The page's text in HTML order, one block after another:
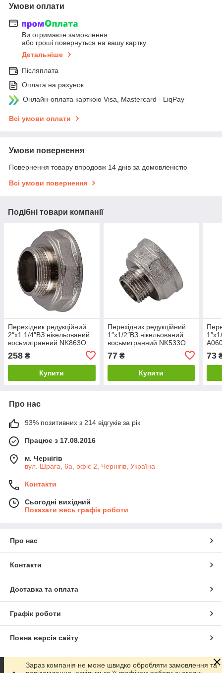
Умови оплати
Ви отримаєте замовлення
або гроші повернуться на вашу картку
Детальніше
Післяплата
Оплата на рахунок
Онлайн-оплата карткою Visa, Mastercard - LiqPay
Всі умови оплати
Умови повернення
Повернення товару впродовж 14 днів за домовленістю
Всі умови повернення
Подібні товари компанії
Перехідник редукційний
2″х1 1/4″ВЗ нікельований
восьмигранний NK863O
258 ₴
Купити
Перехідник редукційний
1″х1/2″ВЗ нікельований
восьмигранний NK533O
77₴
Купити
73
Про нас
93% позитивних з 214 відгуків за рік
Працює з 17.08.2016
м. Чернігів
вул. Шрага, 6а, офіс 2, Чернігів, Україна
Контакти
Сьогодні вихідний
Показати весь графік роботи
Про нас
Контакти
Доставка та оплата
Графік роботи
Повна версія сайту
Сайт створено на маркетплейсі Prom.ua
Зараз компанія не може швидко обробляти замовлення та